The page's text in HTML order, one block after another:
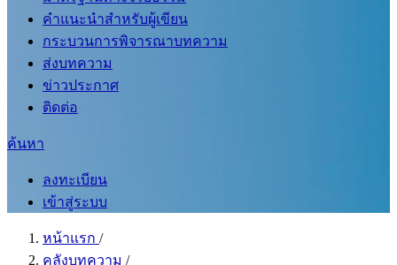
คำแนะนำสำหรับผู้เขียน
กระบวนการพิจารณาบทความ
ส่งบทความ
ข่าวประกาศ
ติดต่อ
ค้นหา
ลงทะเบียน
เข้าสู่ระบบ
หน้าแรก /
คลังบทความ /